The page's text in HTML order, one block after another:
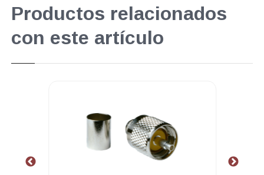
Productos relacionados
con este artículo